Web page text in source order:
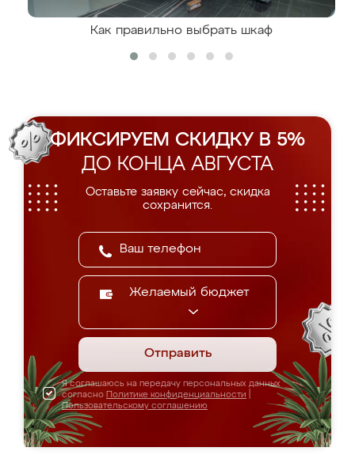
Как правильно выбрать шкаф
ФИКСИРУЕМ СКИДКУ В 5%
ДО КОНЦА АВГУСТА
Оставьте заявку сейчас, скидка
сохранится.
Желаемый бюджет
Отправить
Я соглашаюсь на передачу персональных данных
согласно Политике конфиденциальности
Пользовательскому соглашению